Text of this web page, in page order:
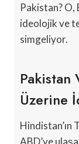
Pakistan? O,
ideolojik ve
simgeliyor.
Pakistan
Üzerine
Hindistan’ın
ABD’ye